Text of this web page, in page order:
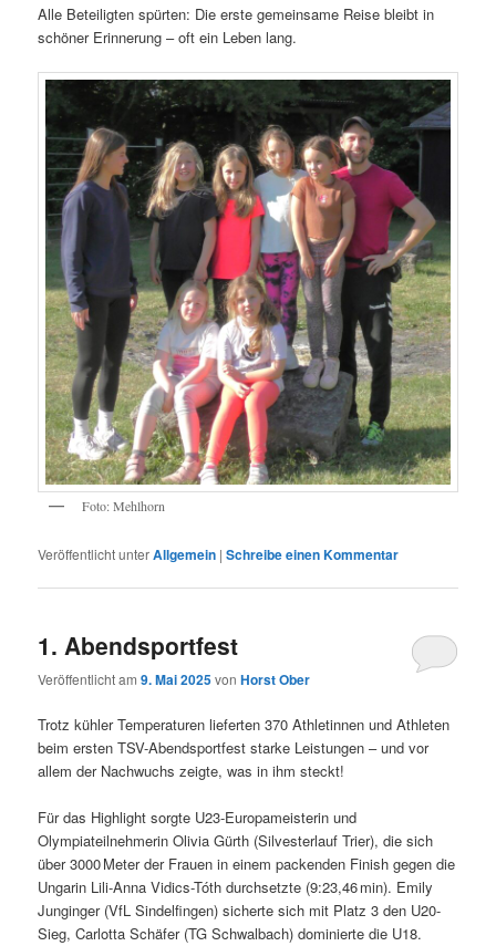
Alle Beteiligten spürten: Die erste gemeinsame Reise bleibt in
schöner Erinnerung – oft ein Leben lang.
Foto: Mehlhorn
Veröffentlicht unterAllgemein |Schreibe einen Kommentar
1. Abendsportfest
Veröffentlicht am9. Mai 2025vonHorst Ober
Trotz kühler Temperaturen lieferten 370 Athletinnen und Athleten
beim ersten TSV-Abendsportfest starke Leistungen – und vor
allem der Nachwuchs zeigte, was in ihm steckt!
Für das Highlight sorgte U23-Europameisterin und
Olympiateilnehmerin Olivia Gürth (Silvesterlauf Trier), die sich
über 3000 Meter der Frauen in einem packenden Finish gegen die
Ungarin Lili-Anna Vidics-Tóth durchsetzte (9:23,46 min). Emily
Junginger (VfL Sindelfingen) sicherte sich mit Platz 3 den U20-
Sieg, Carlotta Schäfer (TG Schwalbach) dominierte die U18.